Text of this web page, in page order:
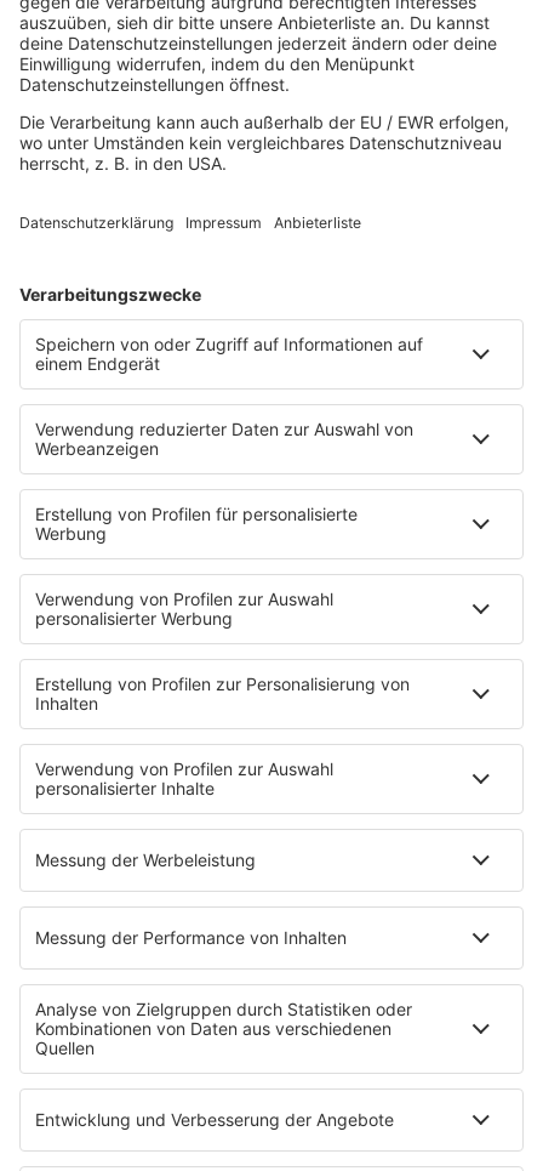
80s80s FREESTYLE
80s80s FUNK & SOUL
80s80s HIPHOP
80s80s IN THE MIX
80s80s ITALO DISCO
80s80s ITALO DISCO IN THE MIX
80s80s NDW
80s80s NEO
80s80s PARTY
80s80s POP STORIES
80s80s PRINCE
80s80s QUEEN
80s80s REGGAE
80s80s ROCK
80s80s ROMANTIC ROCK
80s80s SOUL BALLADS
80s80s SUMMER
80s80s TECHNO
80s80s WAVE
80s80s XMAS
80s80s YACHT ROCK
60s und 70s gibt es auf NORA
Musik
80s Musik in der DDR
Peters Pop Stories
Songsuche
80s Konzerttermine
Voting
Countdown
Wunschtitel
Service